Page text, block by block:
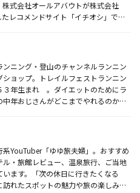
式会社オールアバウトが株式会社
レコメンドサイト「イチオシ」では
ンニング・登山のチャンネルランニン
ョップ。トレイルフェストランニン
３年生まれ 。ダイエットのためにラ
年おじさんがどこまでやれるのか？
YouTuber「ゆゆ旅夫婦」。おすすめ
・旅館レビュー、温泉旅行、ご当地
ます。「次の休日に行きたくなる
れたスポットの魅力や旅の楽しみ方